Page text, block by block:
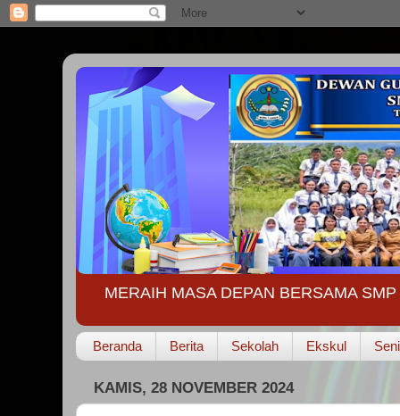
MERAIH MASA DEPAN BERSAMA
Beranda Berita Sekolah Ekskul
KAMIS, 28 NOVEMBER 2024